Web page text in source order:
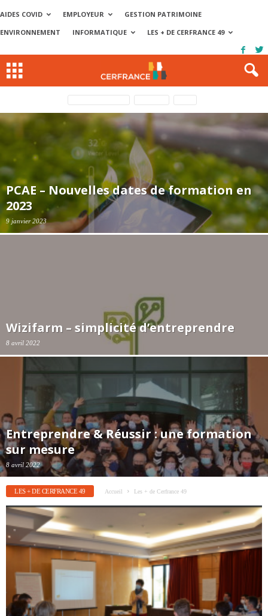
AIDES COVID EMPLOYEUR
GESTION PATRIMOINE
ENVIRONNEMENT
INFORMATIQUE LES + DE CERFRANCE 49
PCAE – Nouvelles dates de formation en
2023
9 janvier 2023
Wizifarm – simplicité d’entreprendre
8 avril 2022
Entreprendre & Réussir : une formation
sur mesure
8 avril 2022
LES + DE CERFRANCE 49 Accueil Les + de Cerfrance 49